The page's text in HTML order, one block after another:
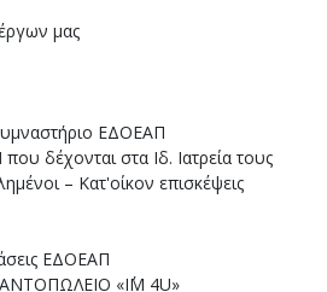
μας
ΕΔΟΕΑΠ
δέχονται στα Ιδ. Ιατρεία τους
– Κατ'οίκον επισκέψεις
ΕΔΟΕΑΠ
«I΄M 4U»